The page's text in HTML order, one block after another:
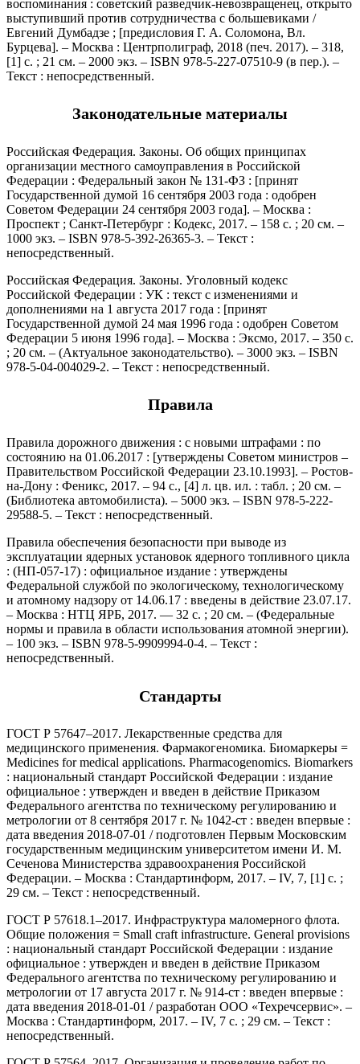
воспоминания : советский разведчик-невозвращенец, открыто
выступивший против сотрудничества с большевиками /
Евгений Думбадзе ; [предисловия Г. А. Соломона, Вл.
Бурцева]. – Москва : Центрполиграф, 2018 (печ. 2017). – 318,
[1] с. ; 21 см. – 2000 экз. – ISBN 978-5-227-07510-9 (в пер.). –
Текст : непосредственный.
Законодательные материалы
Российская Федерация. Законы. Об общих принципах
организации местного самоуправления в Российской
Федерации : Федеральный закон № 131-ФЗ : [принят
Государственной думой 16 сентября 2003 года : одобрен
Советом Федерации 24 сентября 2003 года]. – Москва :
Проспект ; Санкт-Петербург : Кодекс, 2017. – 158 с. ; 20 см. –
1000 экз. – ISBN 978-5-392-26365-3. – Текст :
непосредственный.
Российская Федерация. Законы. Уголовный кодекс
Российской Федерации : УК : текст с изменениями и
дополнениями на 1 августа 2017 года : [принят
Государственной думой 24 мая 1996 года : одобрен Советом
Федерации 5 июня 1996 года]. – Москва : Эксмо, 2017. – 350 с.
; 20 см. – (Актуальное законодательство). – 3000 экз. – ISBN
978-5-04-004029-2. – Текст : непосредственный.
Правила
Правила дорожного движения : с новыми штрафами : по
состоянию на 01.06.2017 : [утверждены Советом министров –
Правительством Российской Федерации 23.10.1993]. – Ростов-
на-Дону : Феникс, 2017. – 94 с., [4] л. цв. ил. : табл. ; 20 см. –
(Библиотека автомобилиста). – 5000 экз. – ISBN 978-5-222-
29588-5. – Текст : непосредственный.
Правила обеспечения безопасности при выводе из
эксплуатации ядерных установок ядерного топливного цикла
: (НП-057-17) : официальное издание : утверждены
Федеральной службой по экологическому, технологическому
и атомному надзору от 14.06.17 : введены в действие 23.07.17.
– Москва : НТЦ ЯРБ, 2017. — 32 с. ; 20 см. – (Федеральные
нормы и правила в области использования атомной энергии).
– 100 экз. – ISBN 978-5-9909994-0-4. – Текст :
непосредственный.
Стандарты
ГОСТ Р 57647–2017. Лекарственные средства для
медицинского применения. Фармакогеномика. Биомаркеры =
Medicines for medical applications. Pharmacogenomics. Biomarkers
: национальный стандарт Российской Федерации : издание
официальное : утвержден и введен в действие Приказом
Федерального агентства по техническому регулированию и
метрологии от 8 сентября 2017 г. № 1042-ст : введен впервые :
дата введения 2018-07-01 / подготовлен Первым Московским
государственным медицинским университетом имени И. М.
Сеченова Министерства здравоохранения Российской
Федерации. – Москва : Стандартинформ, 2017. – IV, 7, [1] c. ;
29 см. – Текст : непосредственный.
ГОСТ Р 57618.1–2017. Инфраструктура маломерного флота.
Общие положения = Small craft infrastructure. General provisions
: национальный стандарт Российской Федерации : издание
официальное : утвержден и введен в действие Приказом
Федерального агентства по техническому регулированию и
метрологии от 17 августа 2017 г. № 914-ст : введен впервые :
дата введения 2018-01-01 / разработан ООО «Техречсервис». –
Москва : Стандартинформ, 2017. – IV, 7 c. ; 29 см. – Текст :
непосредственный.